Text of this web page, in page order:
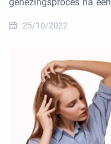
25/10/2022